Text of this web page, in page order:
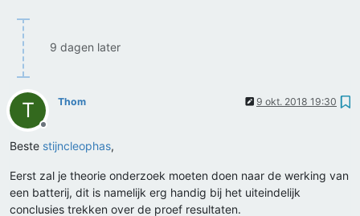
9 dagen later
T
Offline
Thom 9 okt. 2018 19:30
Beste stijncleophas,
Eerst zal je theorie onderzoek moeten doen naar de werking van
een batterij, dit is namelijk erg handig bij het uiteindelijk
conclusies trekken over de proef resultaten.